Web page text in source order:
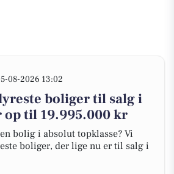
08-2026 13:02
boliger til salg i
op til 19.995.000 kr
bolig i absolut topklasse? Vi
boliger, der lige nu er til salg i